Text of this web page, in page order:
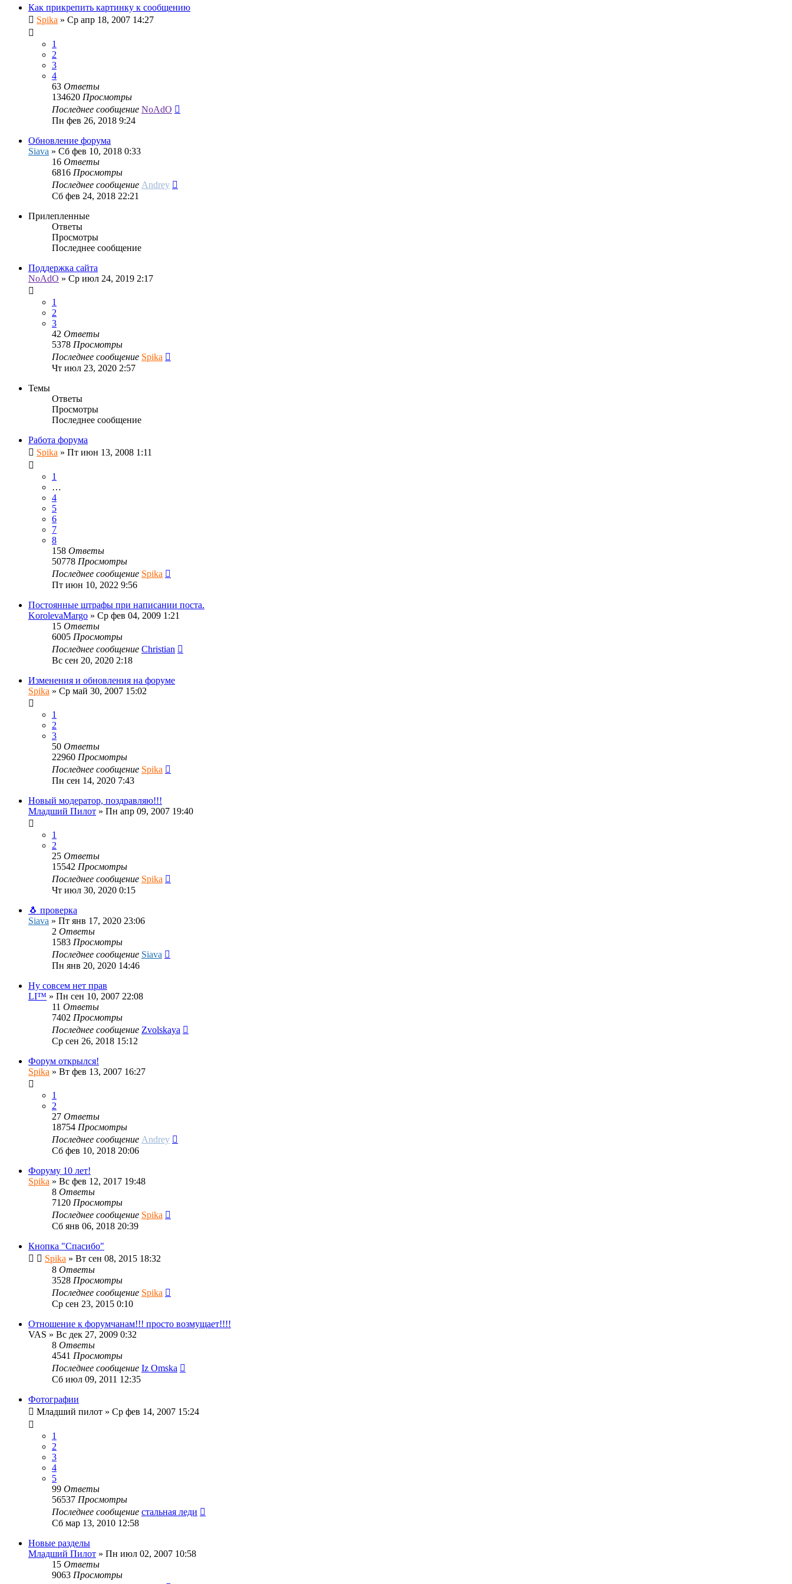
Как прикрепить картинку к сообщению
Spika » Ср апр 18, 2007 14:27
1
2
3
4
63 Ответы
134620 Просмотры
Последнее сообщение NoAdO
Пн фев 26, 2018 9:24
Обновление форума
Siava » Сб фев 10, 2018 0:33
16 Ответы
6816 Просмотры
Последнее сообщение Andrey
Сб фев 24, 2018 22:21
Прилепленные
Ответы
Просмотры
Последнее сообщение
Поддержка сайта
NoAdO » Ср июл 24, 2019 2:17
1
2
3
42 Ответы
5378 Просмотры
Последнее сообщение Spika
Чт июл 23, 2020 2:57
Темы
Ответы
Просмотры
Последнее сообщение
Работа форума
Spika » Пт июн 13, 2008 1:11
1
…
4
5
6
7
8
158 Ответы
50778 Просмотры
Последнее сообщение Spika
Пт июн 10, 2022 9:56
Постоянные штрафы при написании поста.
KorolevaMargo » Ср фев 04, 2009 1:21
15 Ответы
6005 Просмотры
Последнее сообщение Christian
Вс сен 20, 2020 2:18
Изменения и обновления на форуме
Spika » Ср май 30, 2007 15:02
1
2
3
50 Ответы
22960 Просмотры
Последнее сообщение Spika
Пн сен 14, 2020 7:43
Новый модератор, поздравляю!!!
Младший Пилот » Пн апр 09, 2007 19:40
1
2
25 Ответы
15542 Просмотры
Последнее сообщение Spika
Чт июл 30, 2020 0:15
🐧 проверка
Siava » Пт янв 17, 2020 23:06
2 Ответы
1583 Просмотры
Последнее сообщение Siava
Пн янв 20, 2020 14:46
Ну совсем нет прав
LI™ » Пн сен 10, 2007 22:08
11 Ответы
7402 Просмотры
Последнее сообщение Zvolskaya
Ср сен 26, 2018 15:12
Форум открылся!
Spika » Вт фев 13, 2007 16:27
1
2
27 Ответы
18754 Просмотры
Последнее сообщение Andrey
Сб фев 10, 2018 20:06
Форуму 10 лет!
Spika » Вс фев 12, 2017 19:48
8 Ответы
7120 Просмотры
Последнее сообщение Spika
Сб янв 06, 2018 20:39
Кнопка "Спасибо"
Spika » Вт сен 08, 2015 18:32
8 Ответы
3528 Просмотры
Последнее сообщение Spika
Ср сен 23, 2015 0:10
Отношение к форумчанам!!! просто возмущает!!!!
VAS » Вс дек 27, 2009 0:32
8 Ответы
4541 Просмотры
Последнее сообщение Iz Omska
Сб июл 09, 2011 12:35
Фотографии
Младший пилот » Ср фев 14, 2007 15:24
1
2
3
4
5
99 Ответы
56537 Просмотры
Последнее сообщение стальная леди
Сб мар 13, 2010 12:58
Новые разделы
Младший Пилот » Пн июл 02, 2007 10:58
15 Ответы
9063 Просмотры